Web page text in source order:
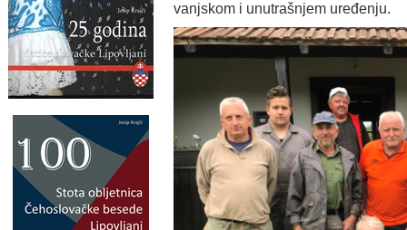
vanjskom i unutrašnjem uređenju.